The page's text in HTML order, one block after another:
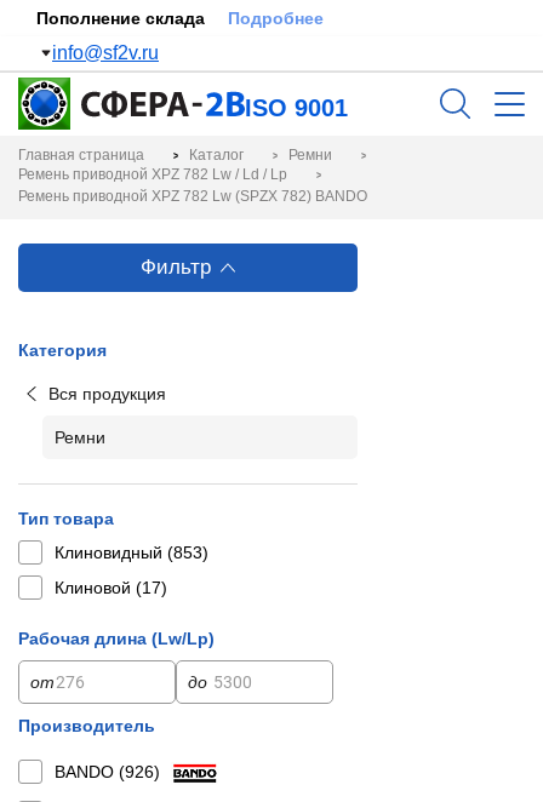
Пополнение склада Подробнее
info@sf2v.ru
ISO 9001
Главная страница Каталог
Ремни
Ремень приводной XPZ 782 Lw / Ld / Lp
Ремень приводной XPZ 782 Lw (SPZX 782) BANDO
Фильтр
Категория
Вся продукция
Ремни
Тип товара
Клиновидный (853)
Клиновой (17)
Рабочая длина (Lw/Lp)
от до
Производитель
BANDO (926)